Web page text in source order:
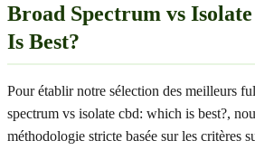
Broad Spectrum vs
Is Best?
Pour établir notre sélection des meilleurs
spectrum vs isolate cbd: which is best?,
méthodologie stricte basée sur les critères